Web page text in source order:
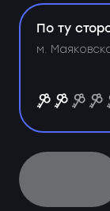
По ту
м.